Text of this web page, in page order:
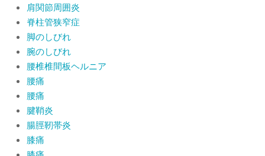
肩関節周囲炎
脊柱管狭窄症
脚のしびれ
腕のしびれ
腰椎椎間板ヘルニア
腰痛
腰痛
腱鞘炎
腸脛靭帯炎
膝痛